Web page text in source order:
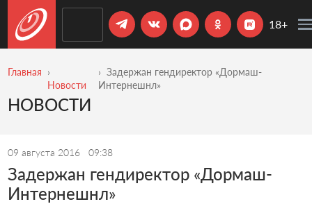
18+
Главная
Новости
Задержан гендиректор «Дормаш-
Интернешнл»
НОВОСТИ
09 августа 2016 09:38
Задержан гендиректор «Дормаш-
Интернешнл»